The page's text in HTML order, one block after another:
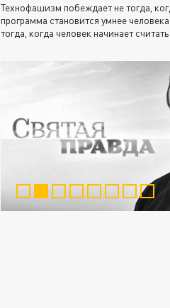
Технофашизм побеждает не тогда,
программа становится умнее
тогда, когда человек начинает